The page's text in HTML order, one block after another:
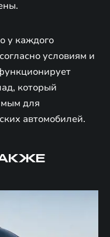
у каждого
условиям и
который
для
автомобилей.